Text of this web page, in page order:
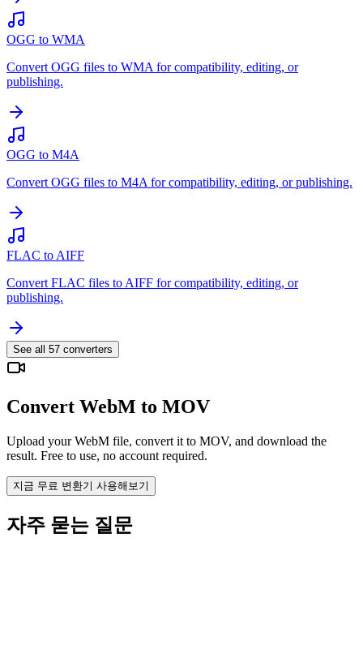
OGG to WMA
Convert OGG files to WMA for compatibility, editing, or
publishing.
OGG to M4A
Convert OGG files to M4A for compatibility, editing, or publishing.
FLAC to AIFF
Convert FLAC files to AIFF for compatibility, editing, or
publishing.
See all 57 converters
Convert WebM to MOV
Upload your WebM file, convert it to MOV, and download the
result. Free to use, no account required.
지금 무료 변환기 사용해보기
자주 묻는 질문